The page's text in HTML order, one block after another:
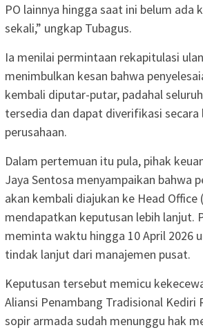
PO lainnya hingga saat ini belum ada
sekali,” ungkap Tubagus.
Ia menilai permintaan rekapitulasi
menimbulkan kesan bahwa
kembali diputar-putar, padahal
tersedia dan dapat diverifikasi secara
perusahaan.
Dalam pertemuan itu pula, pihak
Jaya Sentosa menyampaikan bahwa
akan kembali diajukan ke Head Office
mendapatkan keputusan lebih lanjut.
meminta waktu hingga 10 April 2026
tindak lanjut dari manajemen pusat.
Keputusan tersebut memicu
Aliansi Penambang Tradisional Kediri
sopir armada sudah menunggu hak